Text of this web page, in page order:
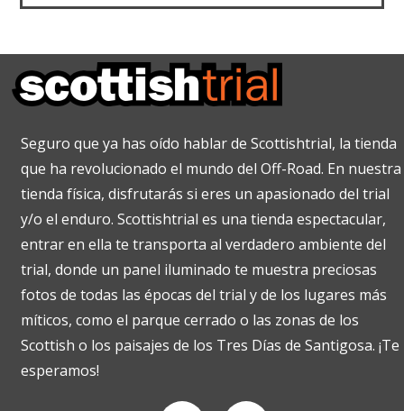
Seguro que ya has oído hablar de Scottishtrial, la tienda
que ha revolucionado el mundo del Off-Road. En nuestra
tienda física, disfrutarás si eres un apasionado del trial
y/o el enduro. Scottishtrial es una tienda espectacular,
entrar en ella te transporta al verdadero ambiente del
trial, donde un panel iluminado te muestra preciosas
fotos de todas las épocas del trial y de los lugares más
míticos, como el parque cerrado o las zonas de los
Scottish o los paisajes de los Tres Días de Santigosa. ¡Te
esperamos!